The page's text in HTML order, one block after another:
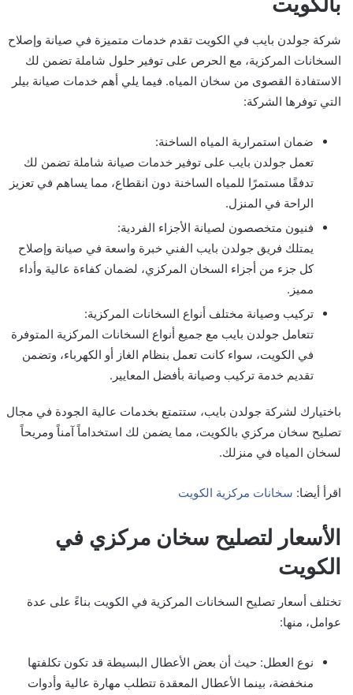
شركة جولدن بايب في الكويت تقدم خدمات متميزة في صيانة وإصلاح
السخانات المركزية، مع الحرص على توفير حلول شاملة تضمن لك
الاستفادة القصوى من سخان المياه. فيما يلي أهم خدمات صيانة بيلر
التي توفرها الشركة:
ضمان استمرارية المياه الساخنة:
تعمل جولدن بايب على توفير خدمات صيانة شاملة تضمن لك
تدفقًا مستمرًا للمياه الساخنة دون انقطاع، مما يساهم في تعزيز
الراحة في المنزل.
فنيون متخصصون لصيانة الأجزاء الفردية:
يمتلك فريق جولدن بايب الفني خبرة واسعة في صيانة وإصلاح
كل جزء من أجزاء السخان المركزي، لضمان كفاءة عالية وأداء
مميز.
تركيب وصيانة مختلف أنواع السخانات المركزية:
تتعامل جولدن بايب مع جميع أنواع السخانات المركزية المتوفرة
في الكويت، سواء كانت تعمل بنظام الغاز أو الكهرباء، وتضمن
تقديم خدمة تركيب وصيانة بأفضل المعايير.
باختيارك لشركة جولدن بايب، ستتمتع بخدمات عالية الجودة في مجال
تصليح سخان مركزي بالكويت، مما يضمن لك استخداماً آمناً ومريحاً
لسخان المياه في منزلك.
اقرأ أيضا: سخانات مركزية الكويت
الأسعار لتصليح سخان مركزي في
الكويت
تختلف أسعار تصليح السخانات المركزية في الكويت بناءً على عدة
عوامل، منها:
نوع العطل: حيث أن بعض الأعطال البسيطة قد تكون تكلفتها
منخفضة، بينما الأعطال المعقدة تتطلب مهارة عالية وأدوات